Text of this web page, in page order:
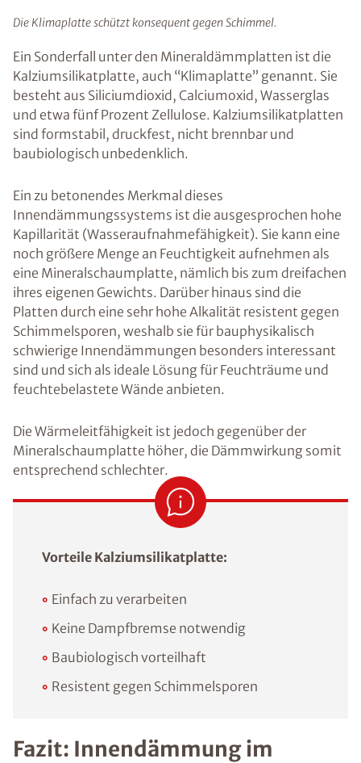
Die Klimaplatte schützt konsequent gegen Schimmel.
Ein Sonderfall unter den Mineraldämmplatten ist die
Kalziumsilikatplatte, auch “Klimaplatte” genannt. Sie
besteht aus Siliciumdioxid, Calciumoxid, Wasserglas
und etwa fünf Prozent Zellulose. Kalziumsilikatplatten
sind formstabil, druckfest, nicht brennbar und
baubiologisch unbedenklich.
Ein zu betonendes Merkmal dieses
Innendämmungssystems ist die ausgesprochen hohe
Kapillarität (Wasseraufnahmefähigkeit). Sie kann eine
noch größere Menge an Feuchtigkeit aufnehmen als
eine Mineralschaumplatte, nämlich bis zum dreifachen
ihres eigenen Gewichts. Darüber hinaus sind die
Platten durch eine sehr hohe Alkalität resistent gegen
Schimmelsporen, weshalb sie für bauphysikalisch
schwierige Innendämmungen besonders interessant
sind und sich als ideale Lösung für Feuchträume und
feuchtebelastete Wände anbieten.
Die Wärmeleitfähigkeit ist jedoch gegenüber der
Mineralschaumplatte höher, die Dämmwirkung somit
entsprechend schlechter.
Vorteile Kalziumsilikatplatte:
Einfach zu verarbeiten
Keine Dampfbremse notwendig
Baubiologisch vorteilhaft
Resistent gegen Schimmelsporen
Fazit: Innendämmung im